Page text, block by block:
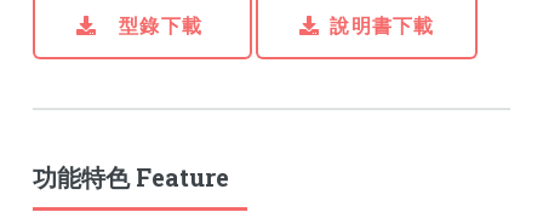
型錄下載 說明書下載
功能特色 Feature